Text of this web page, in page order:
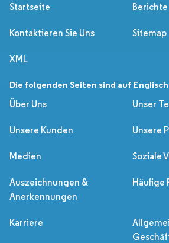
Startseite Berichte
Kontaktieren Sie Uns Sitemap
XML
Die folgenden Seiten sind auf
Über Uns
Unser
Unsere Kunden Unsere
Medien Soziale
Auszeichnungen &
Anerkennungen
Häufige
Karriere